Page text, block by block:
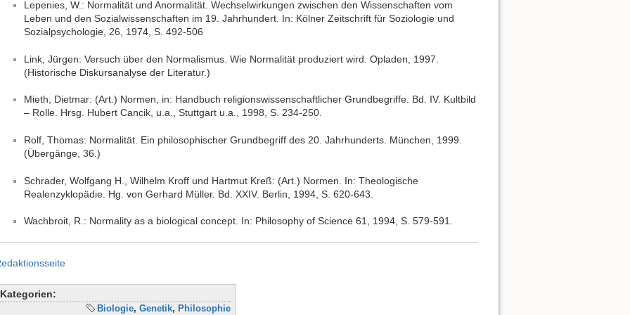
Lepenies, W.: Normalität und Anormalität. Wechselwirkungen zwischen den Wissenschaften vom
Leben und den Sozialwissenschaften im 19. Jahrhundert. In: Kölner Zeitschrift für Soziologie und
Sozialpsychologie, 26, 1974, S. 492-506
Link, Jürgen: Versuch über den Normalismus. Wie Normalität produziert wird. Opladen, 1997.
(Historische Diskursanalyse der Literatur.)
Mieth, Dietmar: (Art.) Normen, in: Handbuch religionswissenschaftlicher Grundbegriffe. Bd. IV. Kultbild
– Rolle. Hrsg. Hubert Cancik, u.a., Stuttgart u.a., 1998, S. 234-250.
Rolf, Thomas: Normalität. Ein philosophischer Grundbegriff des 20. Jahrhunderts. München, 1999.
(Übergänge, 36.)
Schrader, Wolfgang H., Wilhelm Kroff und Hartmut Kreß: (Art.) Normen. In: Theologische
Realenzyklopädie. Hg. von Gerhard Müller. Bd. XXIV. Berlin, 1994, S. 620-643.
Wachbroit, R.: Normality as a biological concept. In: Philosophy of Science 61, 1994, S. 579-591.
Kategorien:
Biologie, Genetik, Philosophie